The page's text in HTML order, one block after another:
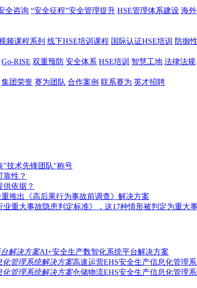
全咨询 “安全征程”安全管理提升 HSE管理体系建设 海
频课程系列 线下HSE培训课程 国际认证HSE培训 防御
Go-RISE 双重预防 安全体系 HSE培训 智慧工地 法律法规
集团荣誉 赛为团队 合作案例 联系赛为 英才招聘
"技术先锋团队"称号
靠性？
供依据？
推出《高后果行为事故前调查》解决方案
重大事故隐患判定标准》，这17种情形被判定为重大事
AI+安全生产数智化系统平台解决方案
高速运营EHS安全生产信息化管理
仓储物流EHS安全生产信息化管理